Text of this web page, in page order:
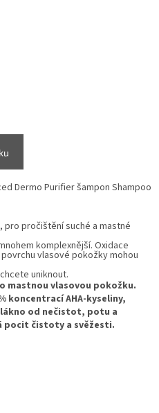
Dermo Purifier šampon Shampoo
pro pročištění suché a mastné
komplexnější. Oxidace
vlasové pokožky mohou
uniknout.
mastnou vlasovou pokožku.
koncentrací AHA-kyseliny,
od nečistot, potu a
pocit čistoty a svěžesti.